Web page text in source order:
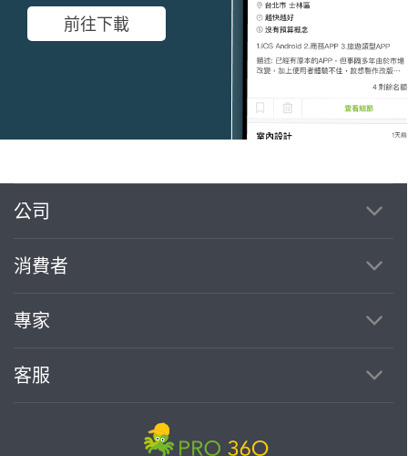
前往下載
公司
消費者
專家
客服
繼續完成